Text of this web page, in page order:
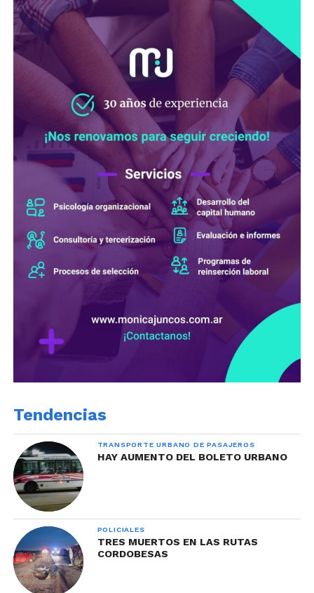
Tendencias
TRANSPORTE URBANO DE PASAJEROS
HAY AUMENTO DEL BOLETO URBANO
POLICIALES
TRES MUERTOS EN LAS RUTAS
CORDOBESAS